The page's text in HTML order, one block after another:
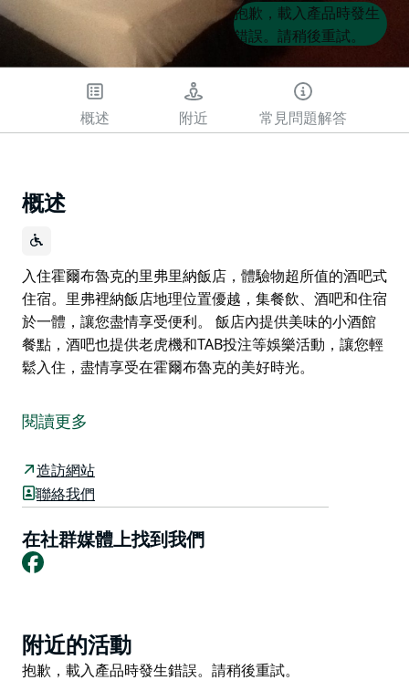
Product
List
Product
List
抱歉，載入產品時發生
錯誤。請稍後重試。
概述 附近 常見問題解答
概述
入住霍爾布魯克的里弗里納飯店，體驗物超所值的酒吧式
住宿。里弗裡納飯店地理位置優越，集餐飲、酒吧和住宿
於一體，讓您盡情享受便利。 飯店內提供美味的小酒館
餐點，酒吧也提供老虎機和TAB投注等娛樂活動，讓您輕
鬆入住，盡情享受在霍爾布魯克的美好時光。
住宿。里弗裡納飯店地理位置優越，集餐飲、酒吧和住宿
於一體，讓您盡情享受便利。
飯店內提供美味的小酒館餐點，酒吧也提供老虎機和TAB
投注等娛樂活動，讓您輕鬆入住，盡情享受在霍爾布魯克
的美好時光。
閱讀更多
造訪網站
聯絡我們
在社群媒體上找到我們
Facebook
Product
List
附近的活動
Product
抱歉，載入產品時發生錯誤。請稍後重試。